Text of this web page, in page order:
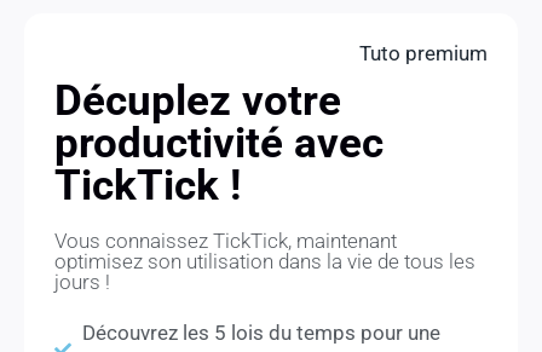
Tuto premium
Décuplez votre
productivité avec
TickTick !
Vous connaissez TickTick, maintenant
optimisez son utilisation dans la vie de tous les
jours !
Découvrez les 5 lois du temps pour une